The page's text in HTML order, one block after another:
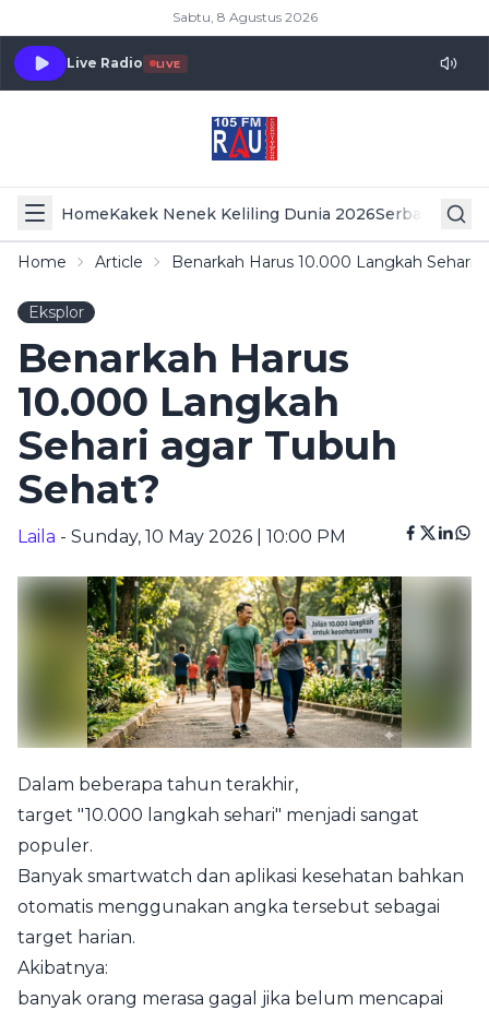
Sabtu, 8 Agustus 2026
Live Radio LIVE
HomeKakek Nenek Keliling Dunia 2026Serba Serbi
Home Article Benarkah Harus 10.000 Langkah Sehari
Eksplor
Benarkah Harus
10.000 Langkah
Sehari agar Tubuh
Sehat?
Laila - Sunday, 10 May 2026 | 10:00 PM
Dalam beberapa tahun terakhir,
target "10.000 langkah sehari" menjadi sangat
populer.
Banyak smartwatch dan aplikasi kesehatan bahkan
otomatis menggunakan angka tersebut sebagai
target harian.
Akibatnya:
banyak orang merasa gagal jika belum mencapai